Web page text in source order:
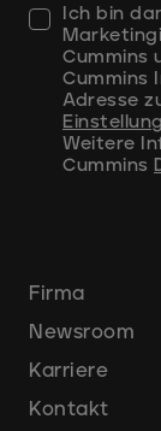
Ich bin
Cummins
Cummins
Adresse
Weitere
Cummins
Firma
Newsroom
Karriere
Kontakt